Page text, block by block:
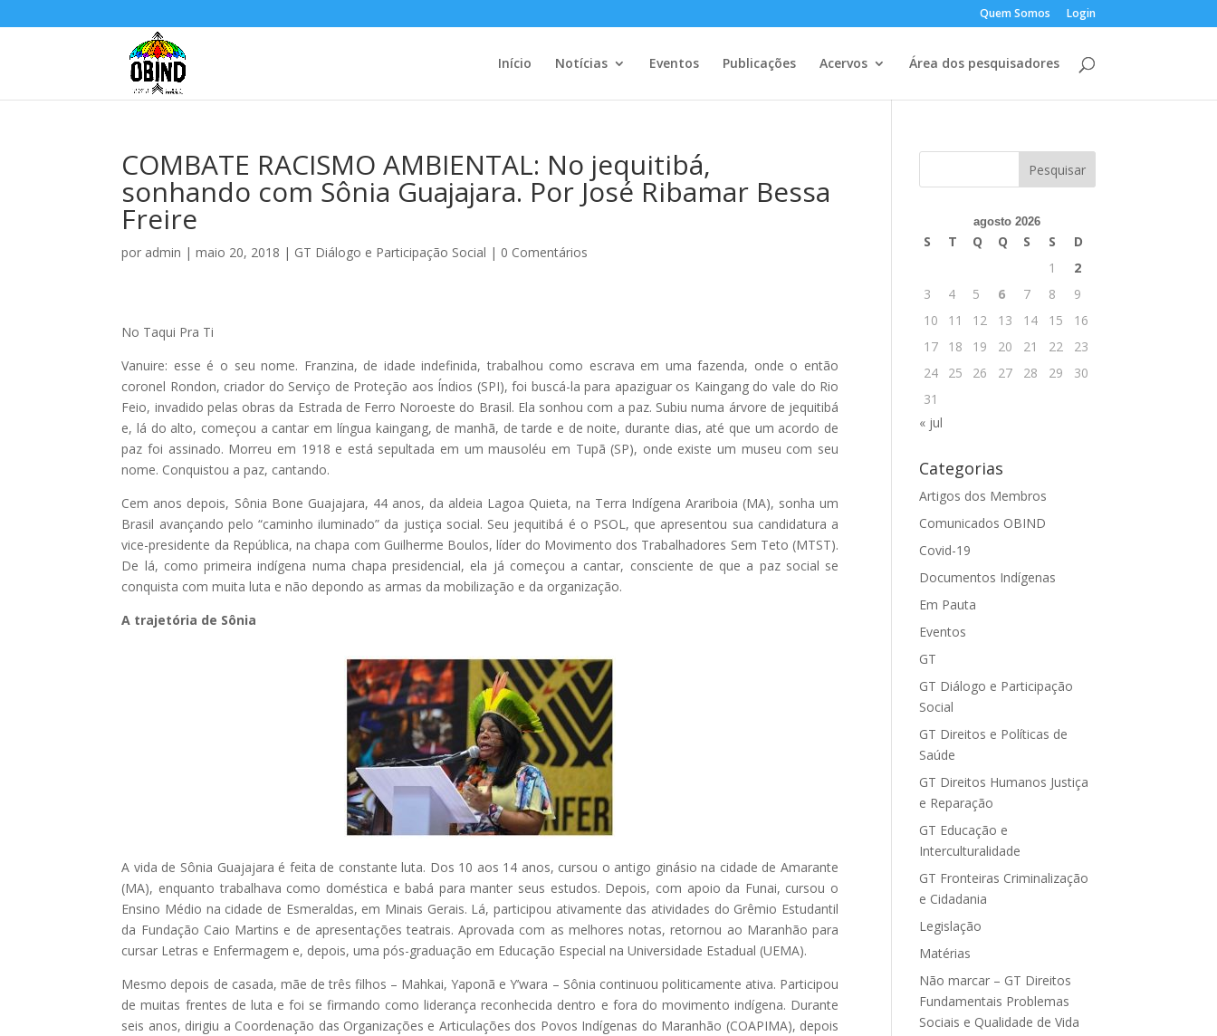
Quem Somos Login
Início Notícias Eventos Publicações Acervos Área dos pesquisadores
COMBATE RACISMO AMBIENTAL: No jequitibá,
sonhando com Sônia Guajajara. Por José Ribamar Bessa
Freire
por admin |maio 20, 2018 | GT Diálogo e Participação Social | 0 Comentários
No Taqui Pra Ti
Vanuire: esse é o seu nome. Franzina, de idade indefinida, trabalhou como escrava em uma fazenda, onde o então
coronel Rondon, criador do Serviço de Proteção aos Índios (SPI), foi buscá-la para apaziguar os Kaingang do vale do Rio
Feio, invadido pelas obras da Estrada de Ferro Noroeste do Brasil. Ela sonhou com a paz. Subiu numa árvore de jequitibá
e, lá do alto, começou a cantar em língua kaingang, de manhã, de tarde e de noite, durante dias, até que um acordo de
paz foi assinado. Morreu em 1918 e está sepultada em um mausoléu em Tupã (SP), onde existe um museu com seu
nome. Conquistou a paz, cantando.
Cem anos depois, Sônia Bone Guajajara, 44 anos, da aldeia Lagoa Quieta, na Terra Indígena Arariboia (MA), sonha um
Brasil avançando pelo “caminho iluminado” da justiça social. Seu jequitibá é o PSOL, que apresentou sua candidatura a
vice-presidente da República, na chapa com Guilherme Boulos, líder do Movimento dos Trabalhadores Sem Teto (MTST).
De lá, como primeira indígena numa chapa presidencial, ela já começou a cantar, consciente de que a paz social se
conquista com muita luta e não depondo as armas da mobilização e da organização.
A trajetória de Sônia
A vida de Sônia Guajajara é feita de constante luta. Dos 10 aos 14 anos, cursou o antigo ginásio na cidade de Amarante
(MA), enquanto trabalhava como doméstica e babá para manter seus estudos. Depois, com apoio da Funai, cursou o
Ensino Médio na cidade de Esmeraldas, em Minais Gerais. Lá, participou ativamente das atividades do Grêmio Estudantil
da Fundação Caio Martins e de apresentações teatrais. Aprovada com as melhores notas, retornou ao Maranhão para
cursar Letras e Enfermagem e, depois, uma pós-graduação em Educação Especial na Universidade Estadual (UEMA).
Mesmo depois de casada, mãe de três filhos – Mahkai, Yaponã e Y’wara – Sônia continuou politicamente ativa. Participou
de muitas frentes de luta e foi se firmando como liderança reconhecida dentro e fora do movimento indígena. Durante
seis anos, dirigiu a Coordenação das Organizações e Articulações dos Povos Indígenas do Maranhão (COAPIMA), depois
agosto 2026
S T Q Q S S
D
1
2
3
4 5 6 7 8
9
10
11 12 13 14 15
16
17
18 19 20 21 22
23
24
25 26 27 28 29
30
31
« jul
Categorias
Artigos dos Membros
Comunicados OBIND
Covid-19
Documentos Indígenas
Em Pauta
Eventos
GT
GT Diálogo e Participação
Social
GT Direitos e Políticas de
Saúde
GT Direitos Humanos Justiça
e Reparação
GT Educação e
Interculturalidade
GT Fronteiras Criminalização
e Cidadania
Legislação
Matérias
Não marcar – GT Direitos
Fundamentais Problemas
Sociais e Qualidade de Vida